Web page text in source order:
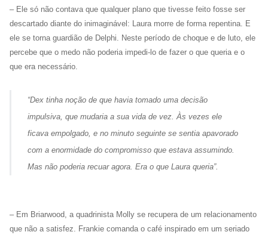
– Ele só não contava que qualquer plano que tivesse feito fosse ser
descartado diante do inimaginável: Laura morre de forma repentina. E
ele se torna guardião de Delphi. Neste período de choque e de luto, ele
percebe que o medo não poderia impedi-lo de fazer o que queria e o
que era necessário.
“Dex tinha noção de que havia tomado uma decisão
impulsiva, que mudaria a sua vida de vez. Às vezes ele
ficava empolgado, e no minuto seguinte se sentia apavorado
com a enormidade do compromisso que estava assumindo.
Mas não poderia recuar agora. Era o que Laura queria”.
– Em Briarwood, a quadrinista Molly se recupera de um relacionamento
que não a satisfez. Frankie comanda o café inspirado em um seriado